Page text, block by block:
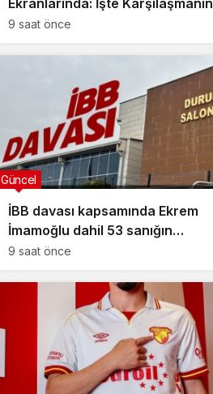
Ekranlarında: İşte Karşılaşmanın
Detayları
9 saat önce
İBB davası kapsamında Ekrem
İmamoğlu dahil 53 sanığın
tutukluluğuna devam kararı
9 saat önce
Güncel